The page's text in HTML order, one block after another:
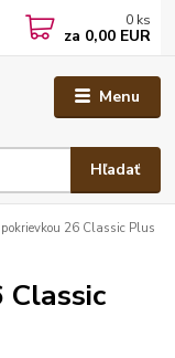
Menu
Hľadať
0 ks
za 0,00 EUR
26 Classic Plus
Classic